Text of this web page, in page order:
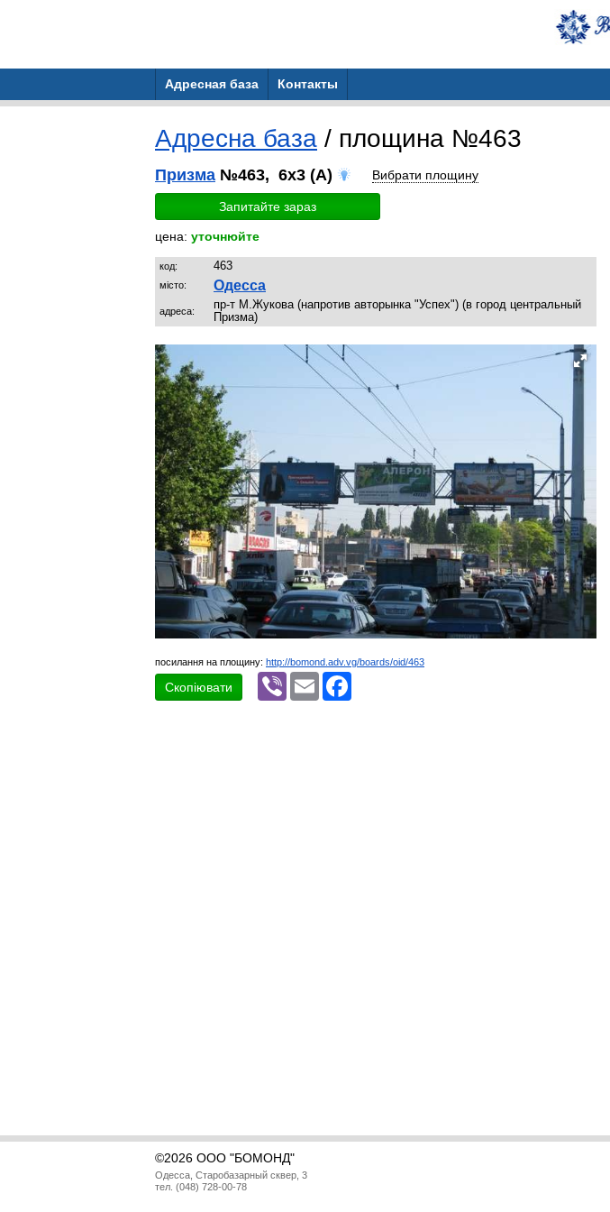
Адресная база Контакты
Адресна база / площина №463
Призма №463, 6x3 (A) Вибрати площину
Запитайте зараз
цена: уточнюйте
код: 463
місто: Одесса
адреса:
пр-т М.Жукова (напротив авторынка "Успех") (в город центральный
Призма)
посилання на площину: http://bomond.adv.vg/boards/oid/463
Скопіювати
Viber Email
©2026 ООО "БОМОНД"
Одесса, Старобазарный сквер, 3
тел. (048) 728-00-78